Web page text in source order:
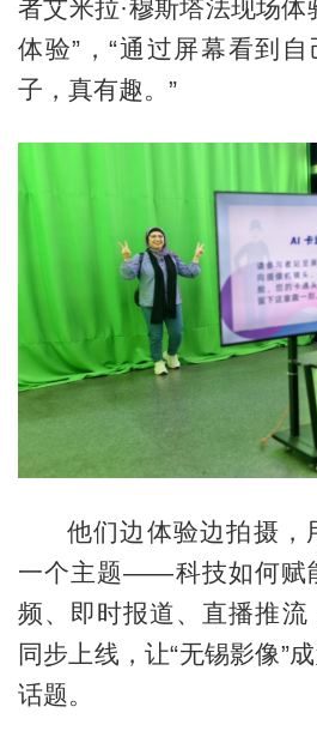
者艾米拉·穆斯塔法现场体
体验”，“通过屏幕看到
子，真有趣。”
他们边体验边拍摄，
一个主题——科技如何赋
频、即时报道、直播推流
同步上线，让“无锡影像”
话题。